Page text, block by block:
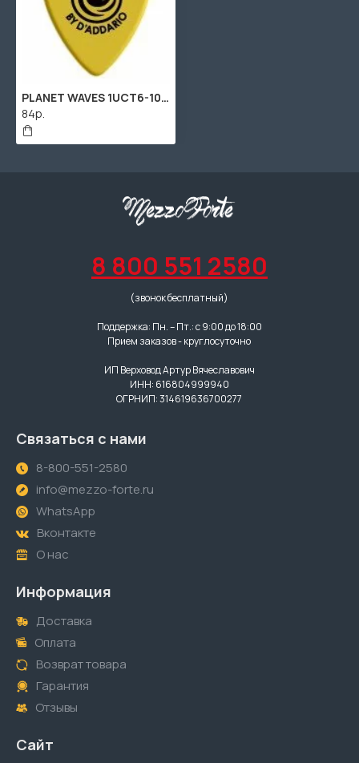
PLANET WAVES 1UCT6-100 CORTEX PICKS HEAVY медиатор, жёсткий
84р.
8 800 551 2580
(звонок бесплатный)
Поддержка: Пн. – Пт.: с 9:00 до 18:00
Прием заказов - круглосуточно
ИП Верховод Артур Вячеславович
ИНН: 616804999940
ОГРНИП: 314619636700277
Связаться с нами
8-800-551-2580
info@mezzo-forte.ru
WhatsApp
Вконтакте
О нас
Информация
Доставка
Оплата
Возврат товара
Гарантия
Отзывы
Сайт